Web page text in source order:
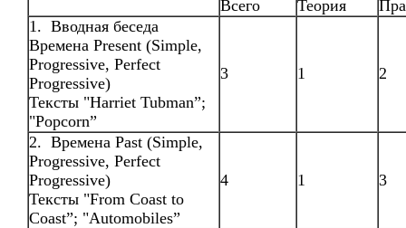
Всего Теория
1. Вводная беседа
Времена Present (Simple,
Progressive, Perfect
Progressive)
Тексты "Harriet Tubman”;
"Popcorn”
3 1 2
2. Времена Past (Simple,
Progressive, Perfect
Progressive)
Тексты "From Coast to
Coast”; "Automobiles”
4 1 3